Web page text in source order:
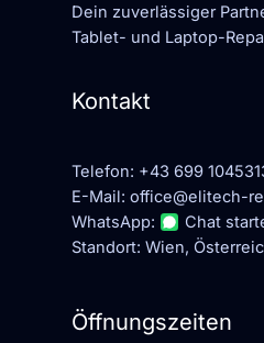
Dein zuverlässiger
Tablet- und Laptop-
Kontakt
Telefon: +43 699
E-Mail: office@elitech-
WhatsApp:
Chat
Standort: Wien,
Öffnungszeiten